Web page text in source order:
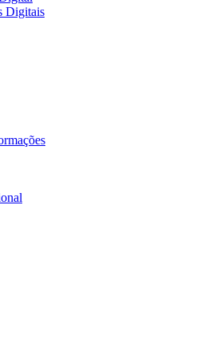
Digitais